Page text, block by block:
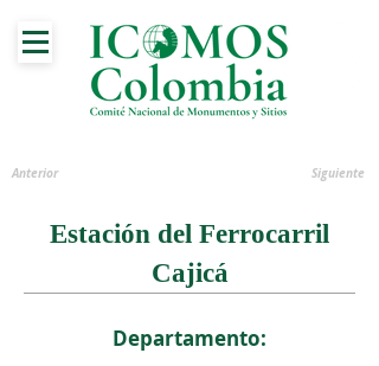
Anterior Siguiente
Estación del Ferrocarril
Cajicá
Departamento: